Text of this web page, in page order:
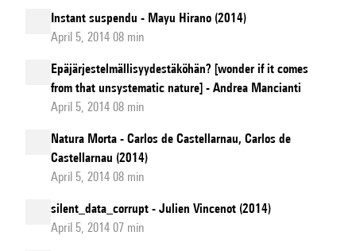
Instant suspendu - Mayu Hirano (2014)
April 5, 2014 08 min
Epäjärjestelmällisyydestäköhän? [wonder if it comes
from that unsystematic nature] - Andrea Mancianti
April 5, 2014 08 min
Natura Morta - Carlos de Castellarnau, Carlos de
Castellarnau (2014)
April 5, 2014 08 min
silent_data_corrupt - Julien Vincenot (2014)
April 5, 2014 07 min